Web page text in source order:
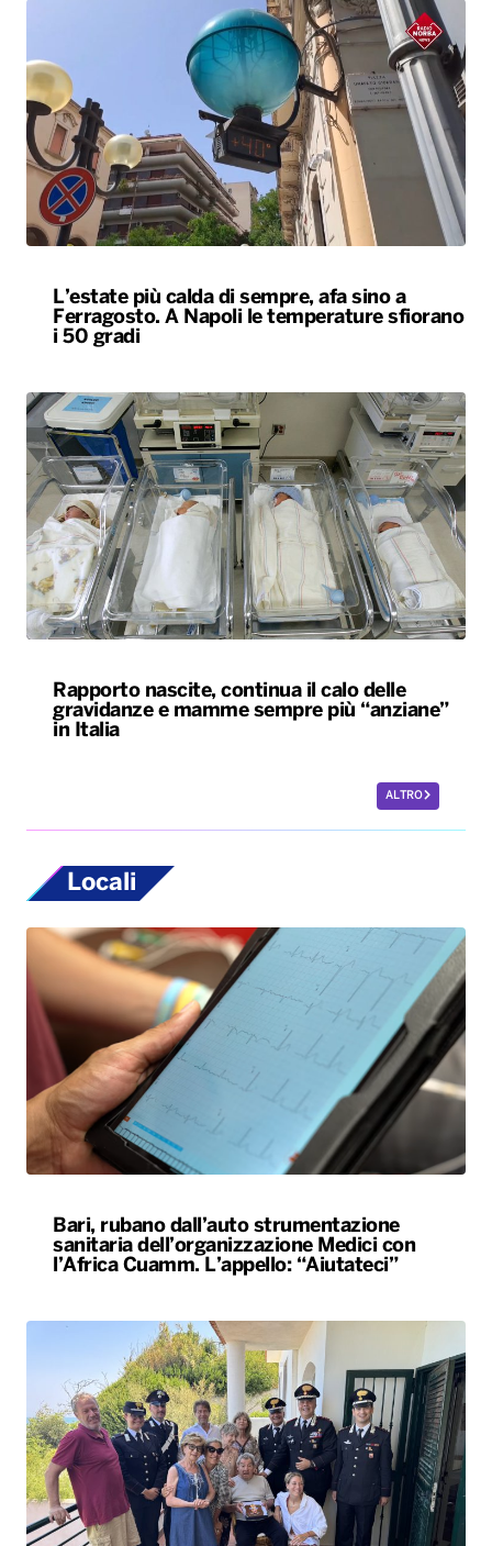
L’estate più calda di sempre, afa sino a
Ferragosto. A Napoli le temperature sfiorano
i 50 gradi
Rapporto nascite, continua il calo delle
gravidanze e mamme sempre più “anziane”
in Italia
ALTRO
Locali
Bari, rubano dall’auto strumentazione
sanitaria dell’organizzazione Medici con
l’Africa Cuamm. L’appello: “Aiutateci”